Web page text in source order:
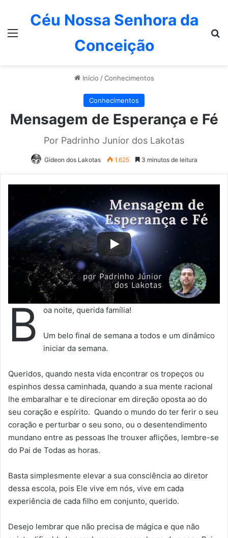
Céu Nossa Senhora da
Conceição
Início / Conhecimentos
Conhecimentos
Mensagem de Esperança e Fé
Por Padrinho Junior dos Lakotas
Gideon dos Lakotas 1.625 3 minutos de leitura
B oa noite, querida família!
Um belo final de semana a todos e um dinâmico
iniciar da semana.
Queridos, quando nesta vida encontrar os tropeços ou
espinhos dessa caminhada, quando a sua mente racional
lhe embaralhar e te direcionar em direção oposta ao do
seu coração e espírito. Quando o mundo do ter ferir o seu
coração e perturbar o seu sono, ou o desentendimento
mundano entre as pessoas lhe trouxer aflições, lembre-se
do Pai de Todas as horas.
Basta simplesmente elevar a sua consciência ao diretor
dessa escola, pois Ele vive em nós, vive em cada
experiência de cada filho em conjunto, querido.
Desejo lembrar que não precisa de mágica e que não